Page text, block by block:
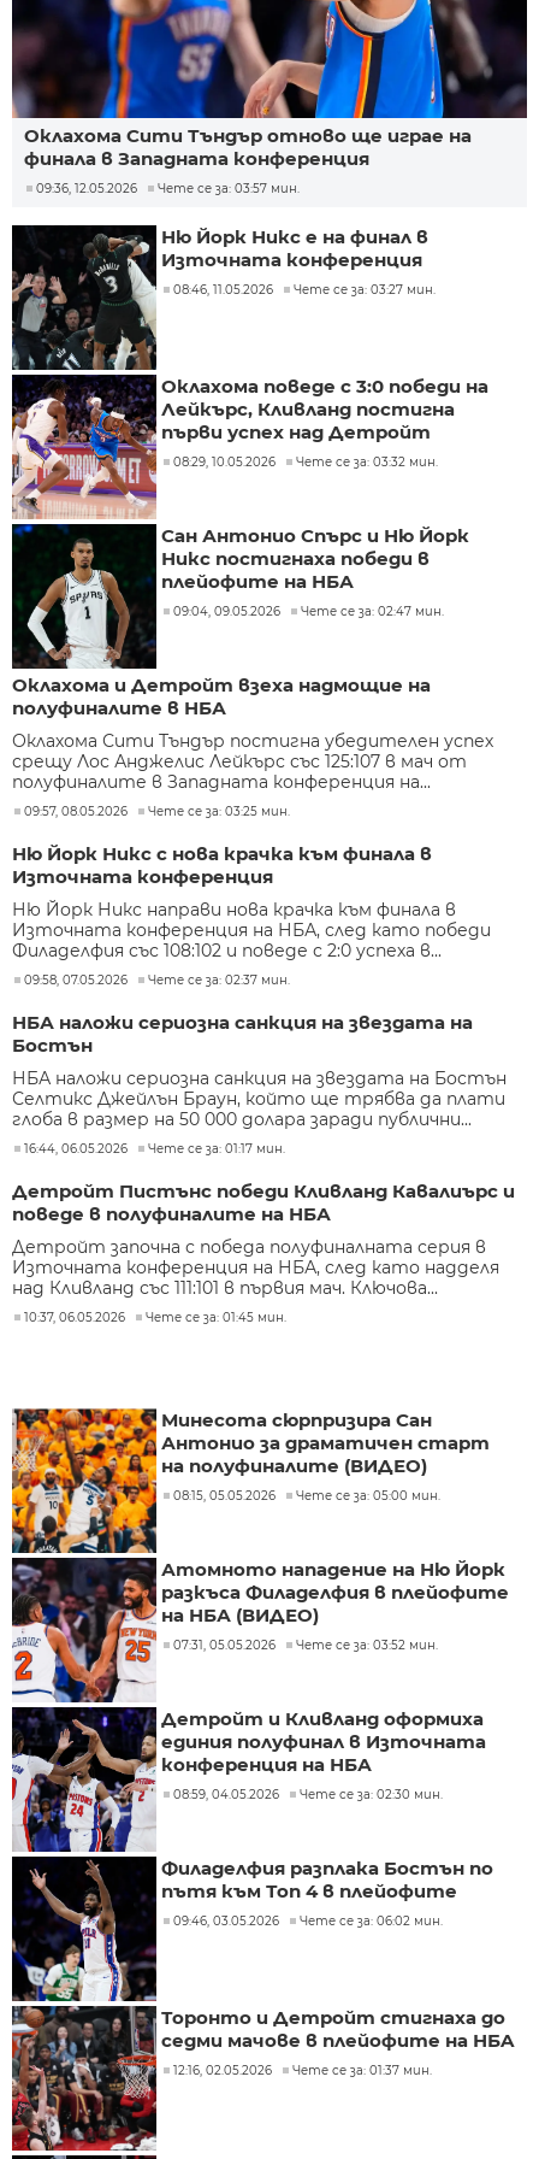
Оклахома Сити Тъндър отново ще играе на
финала в Западната конференция
09:36, 12.05.2026 Чете се за: 03:57 мин.
Ню Йорк Никс е на финал в
Източната конференция
08:46, 11.05.2026 Чете се за: 03:27 мин.
Оклахома поведе с 3:0 победи на
Лейкърс, Кливланд постигна
първи успех над Детройт
08:29, 10.05.2026 Чете се за: 03:32 мин.
Сан Антонио Спърс и Ню Йорк
Никс постигнаха победи в
плейофите на НБА
09:04, 09.05.2026 Чете се за: 02:47 мин.
Оклахома и Детройт взеха надмощие на
полуфиналите в НБА
Оклахома Сити Тъндър постигна убедителен успех
срещу Лос Анджелис Лейкърс със 125:107 в мач от
полуфиналите в Западната конференция на...
09:57, 08.05.2026 Чете се за: 03:25 мин.
Ню Йорк Никс с нова крачка към финала в
Източната конференция
Ню Йорк Никс направи нова крачка към финала в
Източната конференция на НБА, след като победи
Филаделфия със 108:102 и поведе с 2:0 успеха в...
09:58, 07.05.2026 Чете се за: 02:37 мин.
НБА наложи сериозна санкция на звездата на
Бостън
НБА наложи сериозна санкция на звездата на Бостън
Селтикс Джейлън Браун, който ще трябва да плати
глоба в размер на 50 000 долара заради публични...
16:44, 06.05.2026 Чете се за: 01:17 мин.
Детройт Пистънс победи Кливланд Кавалиърс и
поведе в полуфиналите на НБА
Детройт започна с победа полуфиналната серия в
Източната конференция на НБА, след като надделя
над Кливланд със 111:101 в първия мач. Ключова...
10:37, 06.05.2026 Чете се за: 01:45 мин.
Минесота сюрпризира Сан
Антонио за драматичен старт
на полуфиналите (ВИДЕО)
08:15, 05.05.2026 Чете се за: 05:00 мин.
Атомното нападение на Ню Йорк
разкъса Филаделфия в плейофите
на НБА (ВИДЕО)
07:31, 05.05.2026 Чете се за: 03:52 мин.
Детройт и Кливланд оформиха
единия полуфинал в Източната
конференция на НБА
08:59, 04.05.2026 Чете се за: 02:30 мин.
Филаделфия разплака Бостън по
пътя към Топ 4 в плейофите
09:46, 03.05.2026 Чете се за: 06:02 мин.
Торонто и Детройт стигнаха до
седми мачове в плейофите на НБA
12:16, 02.05.2026 Чете се за: 01:37 мин.